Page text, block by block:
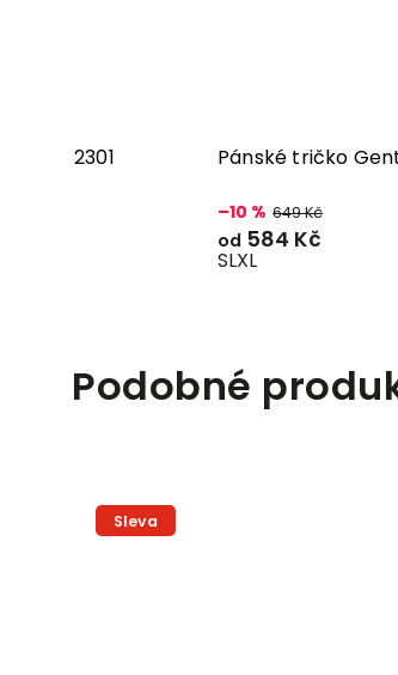
U359-2301 Pánské tričko
–10 % 649 Kč
od 584 Kč
SLXL
Podobné
Sleva